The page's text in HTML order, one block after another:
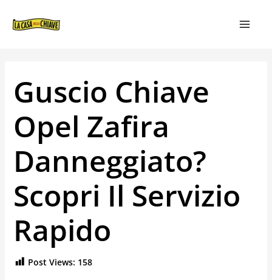
Guscio Chiave
Opel Zafira
Danneggiato?
Scopri Il Servizio
Rapido
Post Views: 158
ARTICOLI